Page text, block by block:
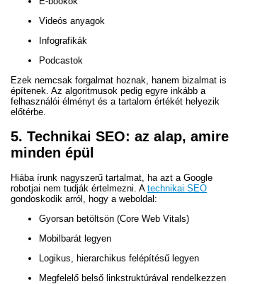
Videós anyagok
Infografikák
Podcastok
Ezek nemcsak forgalmat hoznak, hanem bizalmat is
építenek. Az algoritmusok pedig egyre inkább a
felhasználói élményt és a tartalom értékét helyezik
előtérbe.
5. Technikai SEO: az alap, amire
minden épül
Hiába írunk nagyszerű tartalmat, ha azt a Google
robotjai nem tudják értelmezni. A technikai SEO
gondoskodik arról, hogy a weboldal:
Gyorsan betöltsön (Core Web Vitals)
Mobilbarát legyen
Logikus, hierarchikus felépítésű legyen
Megfelelő belső linkstruktúrával rendelkezzen